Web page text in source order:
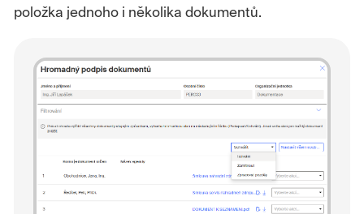
položka jednoho i několika dokumentů.